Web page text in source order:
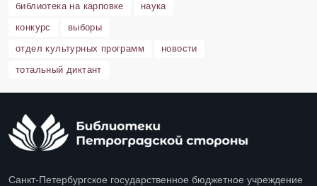
библиотека на карповке
наука
конкурс
выборы
отдел культурных программ
новости
тотальный диктант
Санкт-Петербургское государственное бюджетное учреждение